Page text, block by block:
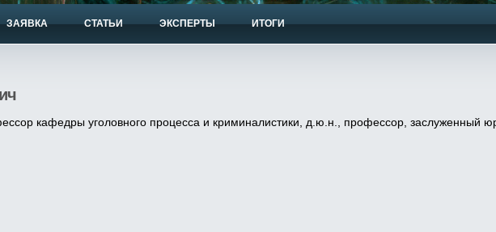
ЗАЯВКА СТАТЬИ ЭКСПЕРТЫ ИТОГИ
кафедры уголовного процесса и криминалистики, д.ю.н., профессор, заслуженный